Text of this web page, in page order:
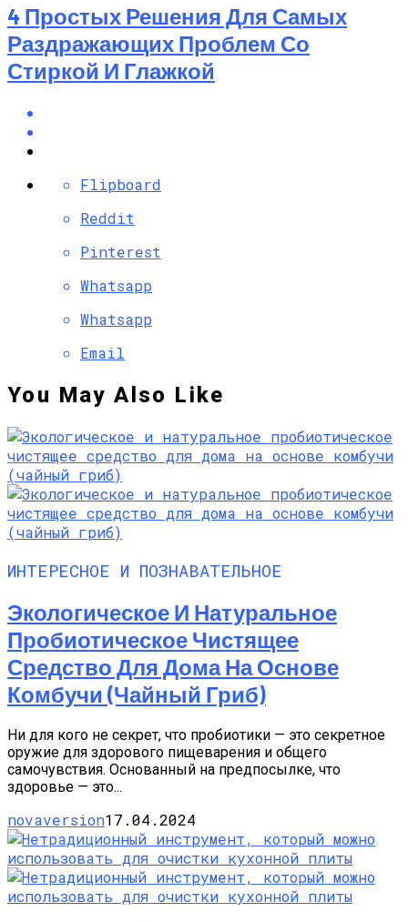
4 Простых Решения Для Самых
Раздражающих Проблем Со
Стиркой И Глажкой
Flipboard
Reddit
Pinterest
Whatsapp
Whatsapp
Email
You May Also Like
ИНТЕРЕСНОЕ И ПОЗНАВАТЕЛЬНОЕ
Экологическое И Натуральное
Пробиотическое Чистящее
Средство Для Дома На Основе
Комбучи (чайный Гриб)
Ни для кого не секрет, что пробиотики — это секретное
оружие для здорового пищеварения и общего
самочувствия. Основанный на предпосылке, что
здоровье — это...
novaversion17.04.2024